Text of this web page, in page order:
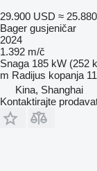
29.900 USD ≈
Bager gusjeničar
2024
1.392 m/č
Snaga 185 kW (252
m Radijus kopanja
Kina, Shanghai
Kontaktirajte